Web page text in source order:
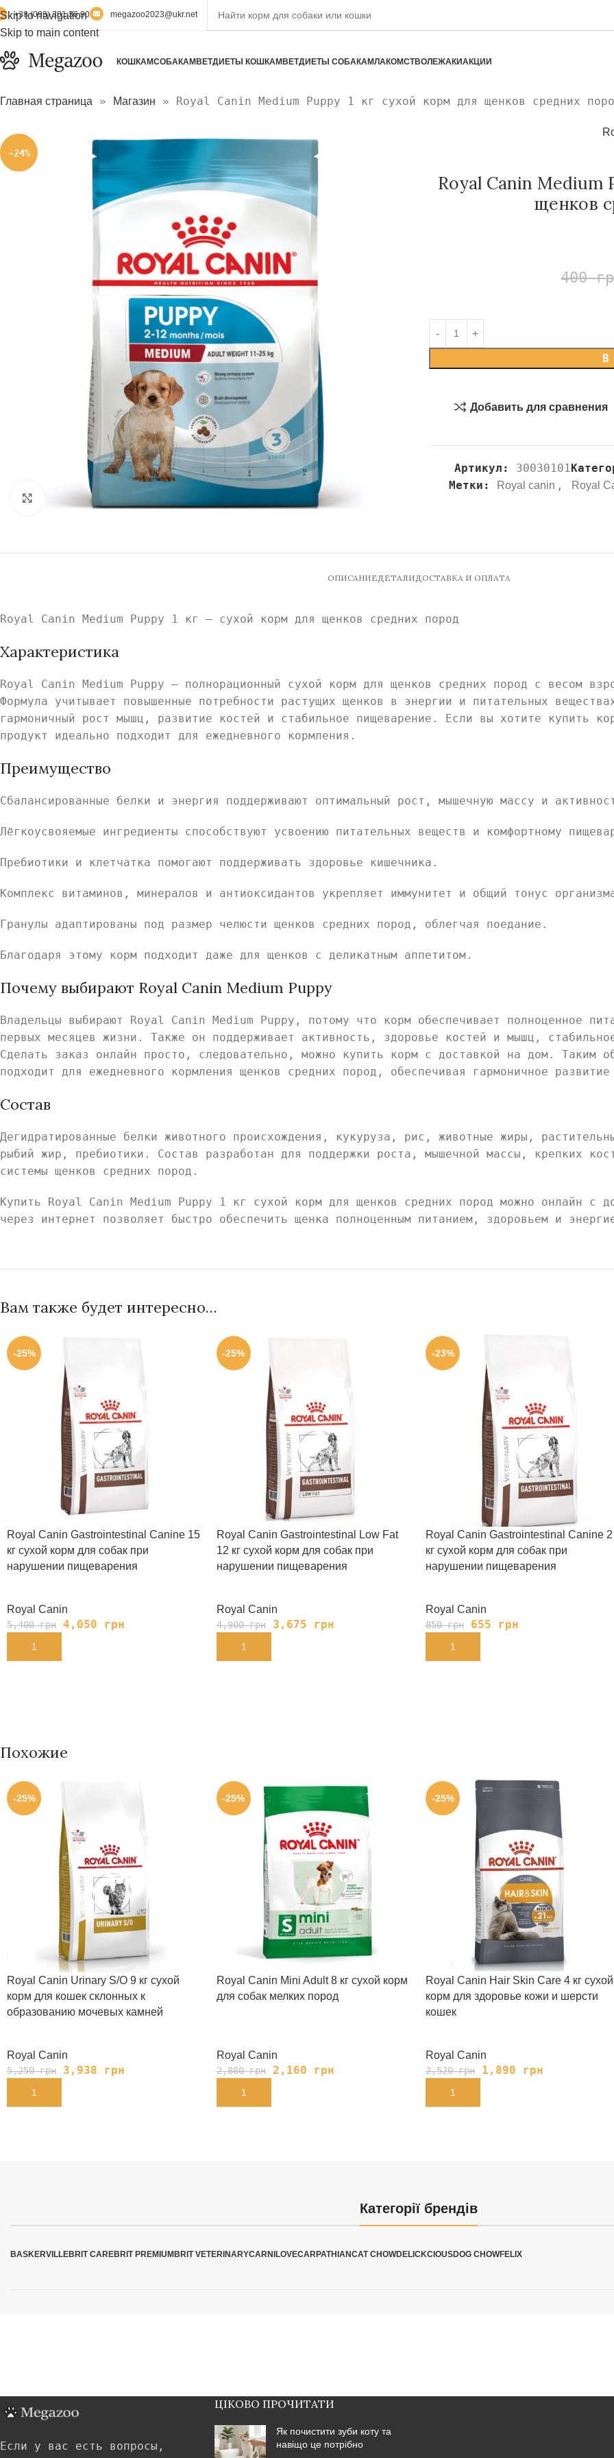
Skip to navigation
Skip to main content
+38 (098) 301 36 90 megazoo2023@ukr.net
КОШКАМСОБАКАМ ВЕТДИЕТЫ КОШКАМ ВЕТДИЕТЫ СОБАКАМЛАКОМСТВОЛЕЖАКИАКЦИИ
Главная страница » Магазин » Royal Canin Medium Puppy 1 кг сухой корм для щенков средних
-24%
Нажмите, чтобы увеличить
Royal Canin Medium
щенков
400
В
Добавить для сравнения
Артикул: 30030101
Метки: Royal canin , Royal
ОПИСАНИЕ ДЕТАЛИ ДОСТАВКА И ОПЛАТА
Royal Canin Medium Puppy 1 кг — сухой корм для щенков средних пород
Характеристика
Royal Canin Medium Puppy — полнорационный сухой корм для щенков средних пород с весом
Формула учитывает повышенные потребности растущих щенков в энергии и питательных
гармоничный рост мышц, развитие костей и стабильное пищеварение. Если вы хотите купить
продукт идеально подходит для ежедневного кормления.
Преимущество
Сбалансированные белки и энергия поддерживают оптимальный рост, мышечную массу и
Лёгкоусвояемые ингредиенты способствуют усвоению питательных веществ и комфортному
Пребиотики и клетчатка помогают поддерживать здоровье кишечника.
Комплекс витаминов, минералов и антиоксидантов укрепляет иммунитет и общий тонус
Гранулы адаптированы под размер челюсти щенков средних пород, облегчая поедание.
Благодаря этому корм подходит даже для щенков с деликатным аппетитом.
Почему выбирают Royal Canin Medium Puppy
Владельцы выбирают Royal Canin Medium Puppy, потому что корм обеспечивает полноценное
первых месяцев жизни. Также он поддерживает активность, здоровье костей и мышц,
Сделать заказ онлайн просто, следовательно, можно купить корм с доставкой на дом. Таким
подходит для ежедневного кормления щенков средних пород, обеспечивая гармоничное
Состав
Дегидратированные белки животного происхождения, кукуруза, рис, животные жиры,
рыбий жир, пребиотики. Состав разработан для поддержки роста, мышечной массы, крепких
системы щенков средних пород.
Купить Royal Canin Medium Puppy 1 кг сухой корм для щенков средних пород можно онлайн с
через интернет позволяет быстро обеспечить щенка полноценным питанием, здоровьем и
Вам также будет интересно…
-25%
Royal Canin Gastrointestinal Canine 15
кг сухой корм для собак при
нарушении пищеварения
Royal Canin
5,400грн 4,050 грн
В КОРЗИНУ
-25%
Royal Canin Gastrointestinal Low Fat
12 кг сухой корм для собак при
нарушении пищеварения
Royal Canin
4,900грн 3,675 грн
В КОРЗИНУ
-23%
Royal Canin Gastrointestinal Canine 2
кг сухой корм для собак при
нарушении пищеварения
Royal Canin
850грн 655 грн
В КОРЗИНУ
Похожие
-25%
Royal Canin Urinary S/O 9 кг сухой
корм для кошек склонных к
образованию мочевых камней
Royal Canin
5,250грн 3,938 грн
В КОРЗИНУ
-25%
Royal Canin Mini Adult 8 кг сухой корм
для собак мелких пород
Royal Canin
2,880грн 2,160 грн
В КОРЗИНУ
-25%
Royal Canin Hair Skin Care 4 кг сухой
корм для здоровье кожи и шерсти
кошек
Royal Canin
2,520грн 1,890 грн
В КОРЗИНУ
Категорії брендів
BASKERVILLEBRIT CAREBRIT PREMIUMBRIT VETERINARYCARNILOVECARPATHIANCAT CHOWDELICKCIOUSDOG CHOWFELIX
Если у вас есть вопросы,
ЦІКОВО ПРОЧИТАТИ
Як почистити зуби коту та
навіщо це потрібно